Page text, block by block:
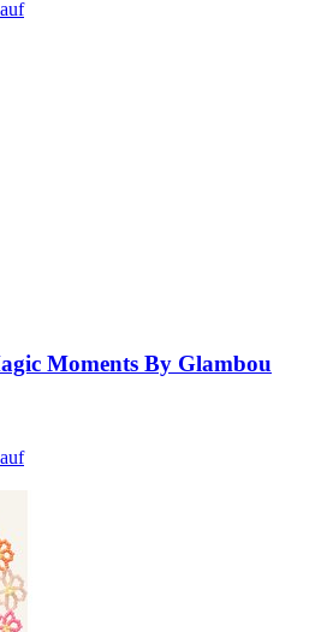
Moments By Glambou